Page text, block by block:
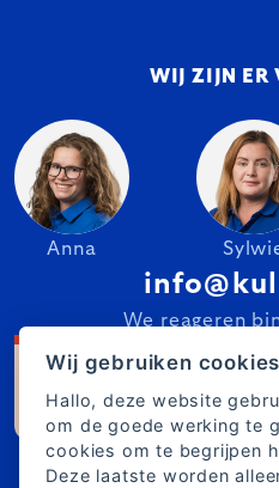
WIJ ZIJN ER
Anna
We reageren
Wij gebruiken
Hallo, deze website
om de goede werking te
cookies om te begrijpen
Deze laatste worden